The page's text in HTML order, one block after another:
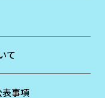
て
事項